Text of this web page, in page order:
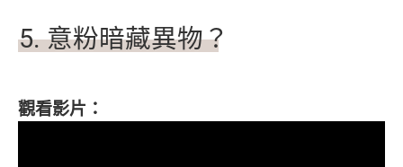
5.意粉暗藏異物？
觀看影片：